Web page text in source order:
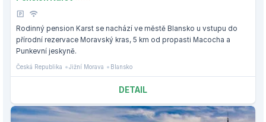
Rodinný pension Karst se nachází ve městě Blansko u vstupu do
přírodní rezervace Moravský kras, 5 km od propasti Macocha a
Punkevní jeskyně.
Česká Republika Jižní Morava Blansko
DETAIL